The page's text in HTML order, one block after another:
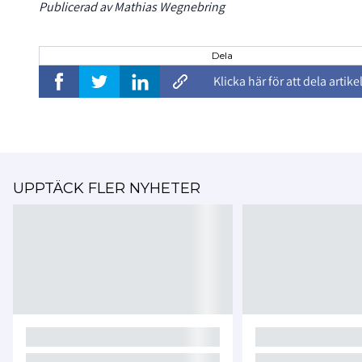
Publicerad av Mathias Wegnebring
Dela
Klicka här för att dela
UPPTÄCK FLER NYHETER